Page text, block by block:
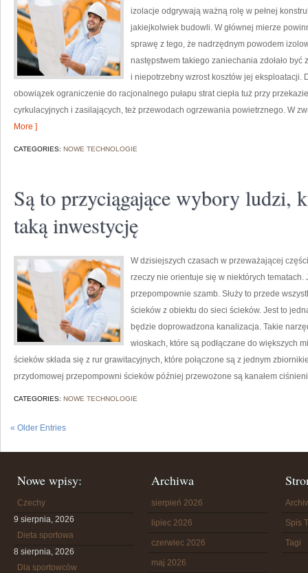
izolacje odgrywają ważną rolę w pełnej
jakiejkolwiek budowli. W głównej mierze
sprawę z tego, że nadrzędnym powodem
następstwem takiego zaniechania zdołało
i niepotrzebny wzrost kosztów jej eksploatacji.
obowiązek ograniczenie do racjonalnego pułapu strat ciepła tuż przy
cyrkulacyjnych i zasilających, też przewodach ogrzewania powietrznego. W
More ]
CATEGORIES: NOWE TECHNOLOGIE
Są to przyciągające wybory ludzi,
taką inwestycję
W dzisiejszych czasach w przeważającej
rzeczy nie orientuje się w niektórych
przepompownie szamb. Służy to przede
ścieków z obiektu do sieci ścieków. Jest to
będzie doprowadzona kanalizacja. Takie
wioskach, które są podłączane do większych
ścieków składa się z rur grawitacyjnych, które połączone są z jednym
przydomowej przepompowni ścieków później przewożone są kanałem
CATEGORIES: NOWE TECHNOLOGIE
« Older Entries
Nowe wpisy:
Czechy
9 sierpnia, 2026
Dieta sportowa
8 sierpnia, 2026
Dla sportowców
Archiwa
sierpień 2026
lipiec 2026
czerwiec 2026
maj 2026
Spis
Tagi